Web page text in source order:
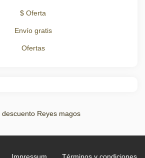
$ Oferta
Envío gratis
Ofertas
descuento Reyes magos